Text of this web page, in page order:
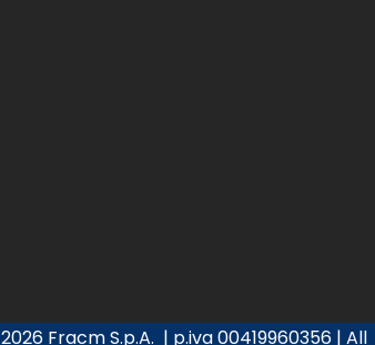
2026 Fracm S.p.A. | p.iva 00419960356 | All